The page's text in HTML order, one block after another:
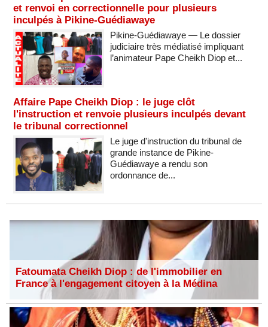
et renvoi en correctionnelle pour plusieurs
inculpés à Pikine-Guédiawaye
Pikine-Guédiawaye — Le dossier
judiciaire très médiatisé impliquant
l’animateur Pape Cheikh Diop et...
Affaire Pape Cheikh Diop : le juge clôt
l'instruction et renvoie plusieurs inculpés devant
le tribunal correctionnel
Le juge d'instruction du tribunal de
grande instance de Pikine-
Guédiawaye a rendu son
ordonnance de...
Fatoumata Cheikh Diop : de l'immobilier en
France à l'engagement citoyen à la Médina